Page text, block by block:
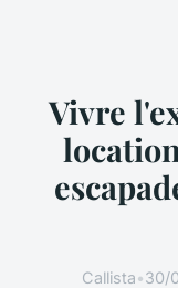
Vivre
Callista•30/